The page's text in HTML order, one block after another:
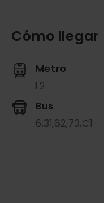
Cómo llegar
Metro
L2
Bus
6,31,62,73,C1